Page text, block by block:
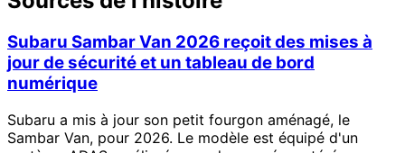
Subaru Sambar Van 2026 reçoit des mises à
jour de sécurité et un tableau de bord
numérique
Subaru a mis à jour son petit fourgon aménagé, le
Sambar Van, pour 2026. Le modèle est équipé d'un